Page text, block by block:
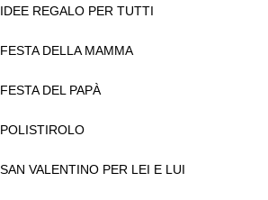
IDEE REGALO PER TUTTI
FESTA DELLA MAMMA
FESTA DEL PAPÀ
POLISTIROLO
SAN VALENTINO PER LEI E LUI